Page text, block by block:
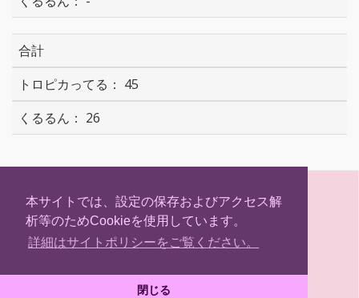
本サイトでは、設定の保存およびアクセス解
析等のためCookieを使用しています。
詳細はサイトポリシーをご覧ください。
閉じる
合計
45
26
h
a
r
e
w
i
t
t
e
a
c
e
b
o
k
a
t
e
n
a
(C) Hokkaidosm